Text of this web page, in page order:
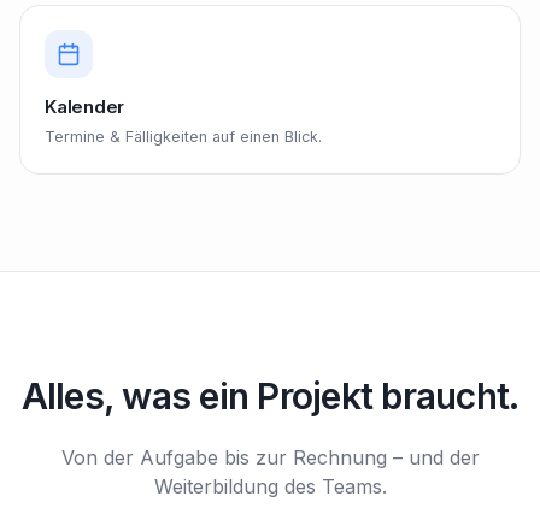
Kalender
Termine & Fälligkeiten auf einen Blick.
Alles, was ein Projekt braucht.
Von der Aufgabe bis zur Rechnung – und der
Weiterbildung des Teams.